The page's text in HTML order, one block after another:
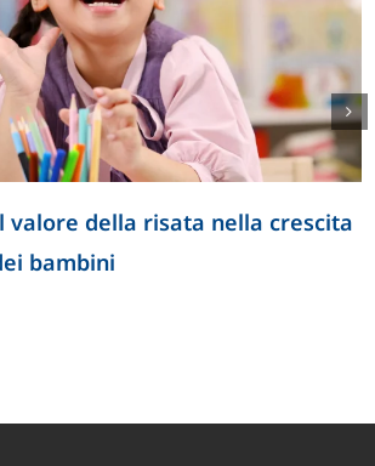
valore della risata nella crescita
bambini